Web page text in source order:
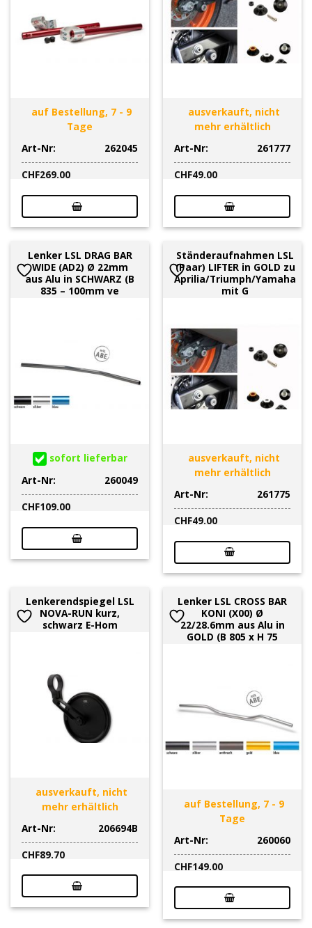
auf Bestellung, 7 - 9
Tage
Art-Nr:
262045
CHF269.00
ausverkauft, nicht
mehr erhältlich
Art-Nr:
261777
CHF49.00
Lenker LSL DRAG BAR
WIDE (AD2) Ø 22mm
aus Alu in SCHWARZ (B
835 – 100mm ve
sofort lieferbar
Art-Nr:
260049
CHF109.00
Ständeraufnahmen LSL
(Paar) LIFTER in GOLD zu
Aprilia/Triumph/Yamaha
mit G
ausverkauft, nicht
mehr erhältlich
Art-Nr:
261775
CHF49.00
Lenkerendspiegel LSL
NOVA-RUN kurz,
schwarz E-Hom
ausverkauft, nicht
mehr erhältlich
Art-Nr:
206694B
CHF89.70
Lenker LSL CROSS BAR
KONI (X00) Ø
22/28.6mm aus Alu in
GOLD (B 805 x H 75
auf Bestellung, 7 - 9
Tage
Art-Nr:
260060
CHF149.00